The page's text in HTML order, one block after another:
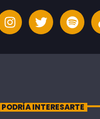
PODRÍA INTERESARTE